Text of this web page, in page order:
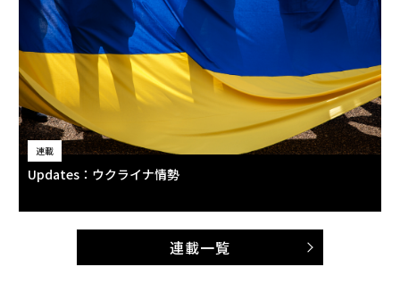
連載
Updates：ウクライナ情勢
連載一覧